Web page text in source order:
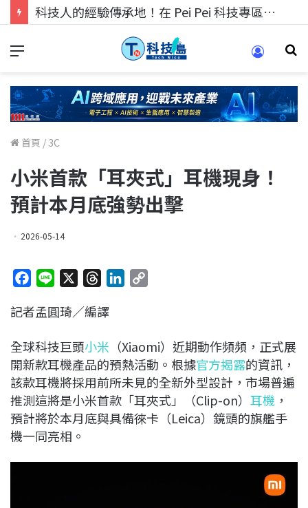
科技人的經驗傳承地！在 Pei Pei 科技專區，與學弟妹交流最硬核的技術
首頁 / 3C
小米首款「耳夾式」耳機現身！
預計本月底強勢出擊
2026-05-14
c
b
o
o
k
n
r
a
d
s
e
d
I
n
L
i
n
k
記者孟圓琦／編譯
全球科技巨頭小米 （Xiaomi）近期動作頻頻，正式展
開新款耳機產品的預熱活動。根據官方揭露的資訊，
該款耳機將採用前所未見的全新外型設計，市場普遍
推測這將是小米首款「耳夾式」（Clip-on） 耳機 ，
預計將於本月底與具備徠卡（Leica）鏡頭的旗艦手
機一同亮相。